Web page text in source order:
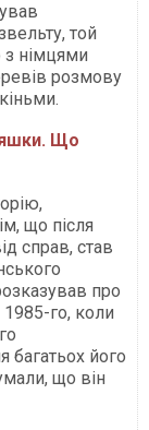
той
з німцями
розмову
Що
що після
справ, став
про
го, коли
багатьох його
що він